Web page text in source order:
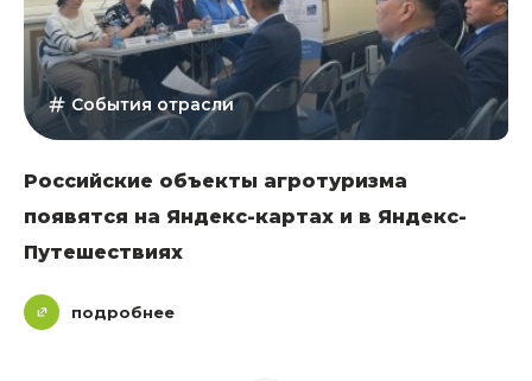
События отрасли
Российские объекты агротуризма
появятся на Яндекс-картах и в Яндекс-
Путешествиях
подробнее